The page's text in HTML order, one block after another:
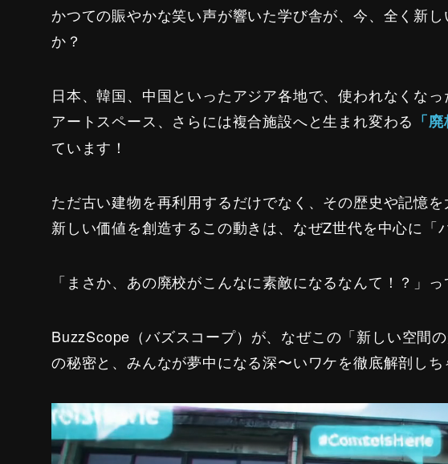
かつての賑やかな笑い声が響いた学び舎が、今、全く新
か？
日本、韓国、中国といったアジア各地で、使われなくな
アートスペース、さらには複合施設へと生まれ変わる 「
ています！
ただ古い建物を再利用するだけでなく、その歴史や記憶
新しい価値を創造するこの動きは、なぜZ世代を中心に「
「まさか、あの廃校がこんなに素敵になるなんて！？」
BuzzScope（バズスコープ）が、なぜこの「新しい空間
の秘密と、みんなが夢中になる深〜いワケを徹底解剖しち